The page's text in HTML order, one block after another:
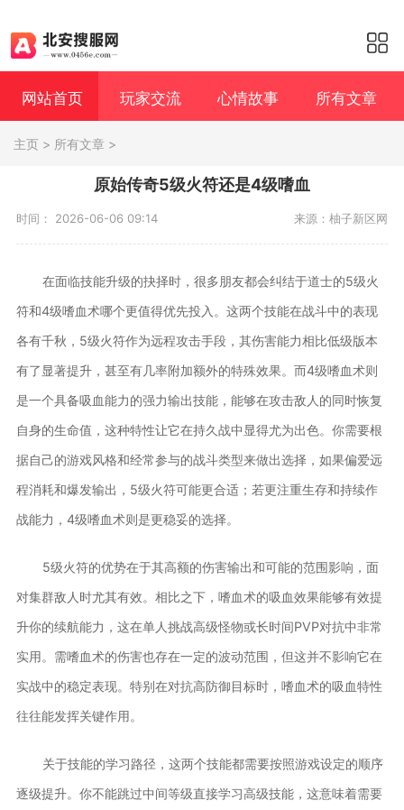
网站首页 玩家交流 心情故事 所有文章
主页 > 所有文章 >
原始传奇5级火符还是4级嗜血
时间： 2026-06-06 09:14 来源：柚子新区网
在面临技能升级的抉择时，很多朋友都会纠结于道士的5级火
符和4级嗜血术哪个更值得优先投入。这两个技能在战斗中的表现
各有千秋，5级火符作为远程攻击手段，其伤害能力相比低级版本
有了显著提升，甚至有几率附加额外的特殊效果。而4级嗜血术则
是一个具备吸血能力的强力输出技能，能够在攻击敌人的同时恢复
自身的生命值，这种特性让它在持久战中显得尤为出色。你需要根
据自己的游戏风格和经常参与的战斗类型来做出选择，如果偏爱远
程消耗和爆发输出，5级火符可能更合适；若更注重生存和持续作
战能力，4级嗜血术则是更稳妥的选择。
5级火符的优势在于其高额的伤害输出和可能的范围影响，面
对集群敌人时尤其有效。相比之下，嗜血术的吸血效果能够有效提
升你的续航能力，这在单人挑战高级怪物或长时间PVP对抗中非常
实用。需嗜血术的伤害也存在一定的波动范围，但这并不影响它在
实战中的稳定表现。特别在对抗高防御目标时，嗜血术的吸血特性
往往能发挥关键作用。
关于技能的学习路径，这两个技能都需要按照游戏设定的顺序
逐级提升。你不能跳过中间等级直接学习高级技能，这意味着需要